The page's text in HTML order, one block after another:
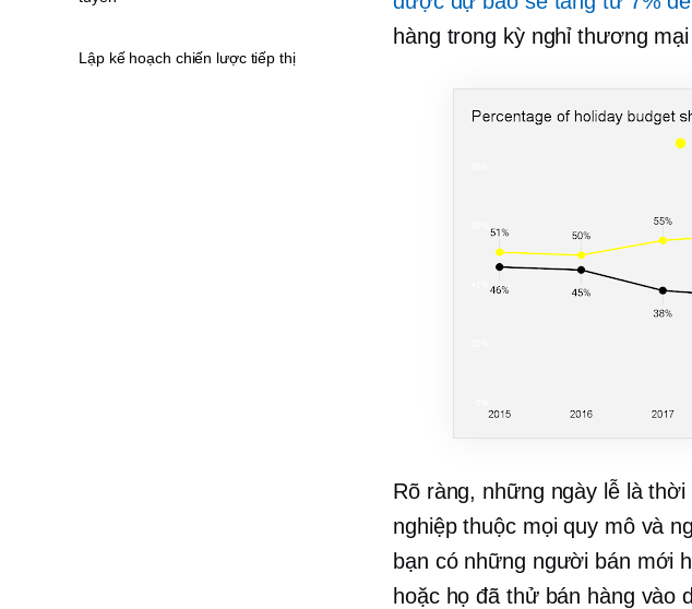
hàng trong kỳ nghỉ thương
Rõ ràng, những ngày lễ là
nghiệp thuộc mọi quy mô và
bạn có những người bán mới
hoặc họ đã thử bán hàng vào
Lập kế hoạch chiến lược tiếp thị